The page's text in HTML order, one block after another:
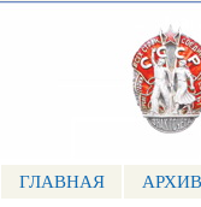
Портал СМИ КБР
МЕНЮ ЗАМАН
ГЛАВНАЯ